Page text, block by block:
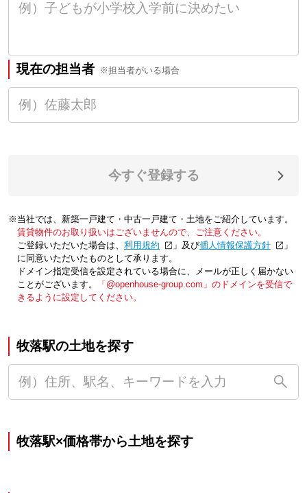
現在の担当者 ※担当者がいる場合
今すぐ登録する
※当社では、新築一戸建て・中古一戸建て・土地をご紹介しています。
賃貸物件のお取り扱いはございませんので、ご注意ください。
ご登録いただいた場合は、「利用規約 」及び「個人情報保護方針
」
に同意いただいたものとして承ります。
ドメイン指定受信を設定されている場合に、メールが正しく届かない
ことがございます。
「@openhouse-group.com」のドメインを受信で
きるように設定してください。
牧落駅の土地を探す
牧落駅×価格帯から土地を探す